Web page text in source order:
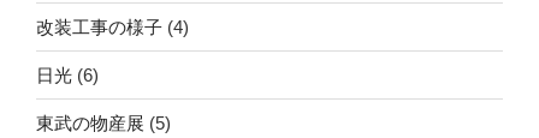
改装工事の様子 (4)
日光 (6)
東武の物産展 (5)